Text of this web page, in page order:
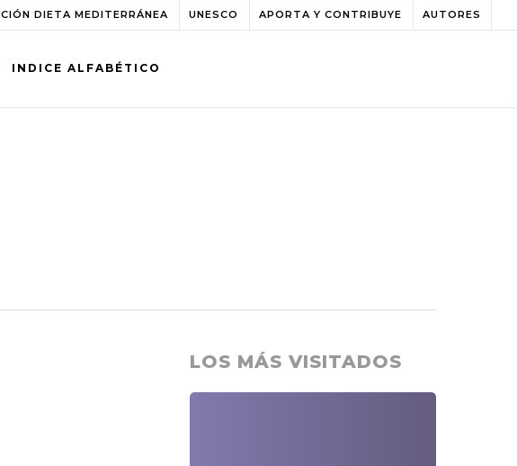
DIETA MEDITERRÁNEA UNESCO APORTA Y CONTRIBUYE AUTORES
INDICE ALFABÉTICO
LOS MÁS VISITADOS